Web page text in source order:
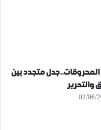
المحروقات..جدل متجدد بين
والتحرير
02/06/